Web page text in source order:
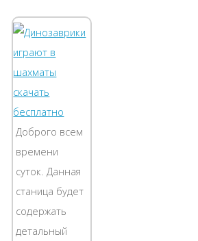
возможность
вернуть ход
назад (кнопка
справа
Вернуться на
шаг ). Игра
бесплатная,
не требует...
Доброго всем
времени
суток. Данная
станица будет
содержать
детальный